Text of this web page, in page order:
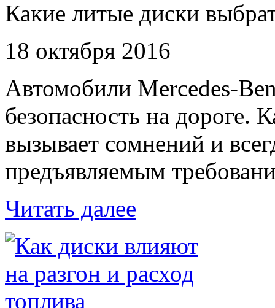
Какие литые диски
18 октября 2016
Автомобили Mercedes-
безопасность на дороге.
вызывает сомнений и
предъявляемым
Читать далее